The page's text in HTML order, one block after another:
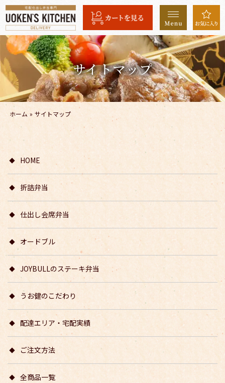
コ
ン
テ
ン
ツ
へ
ス
キ
ッ
サイトマップ
ホーム » サイトマップ
HOME
折詰弁当
仕出し会席弁当
オードブル
JOYBULLのステーキ弁当
うお健のこだわり
配達エリア・宅配実績
ご注文方法
全商品一覧